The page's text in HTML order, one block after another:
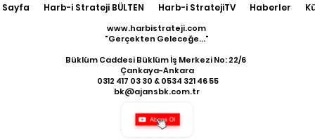
Sayfa Harb-i Strateji BÜLTEN Harb-i StratejiTV Haberler
www.harbistrateji.com
"Gerçekten Geleceğe..."
Büklüm Caddesi Büklüm İş Merkezi No: 22/6
Çankaya-Ankara
​ 0312 417 03 30 & 0534 321 46 55
bk@ajansbk.com.tr